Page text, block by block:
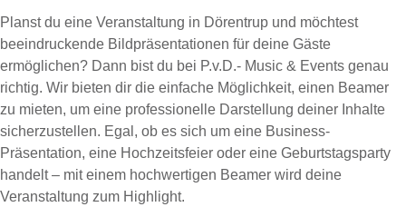
Planst du eine Veranstaltung in Dörentrup und möchtest
beeindruckende Bildpräsentationen für deine Gäste
ermöglichen? Dann bist du bei P.v.D.- Music & Events genau
richtig. Wir bieten dir die einfache Möglichkeit, einen Beamer
zu mieten, um eine professionelle Darstellung deiner Inhalte
sicherzustellen. Egal, ob es sich um eine Business-
Präsentation, eine Hochzeitsfeier oder eine Geburtstagsparty
handelt – mit einem hochwertigen Beamer wird deine
Veranstaltung zum Highlight.